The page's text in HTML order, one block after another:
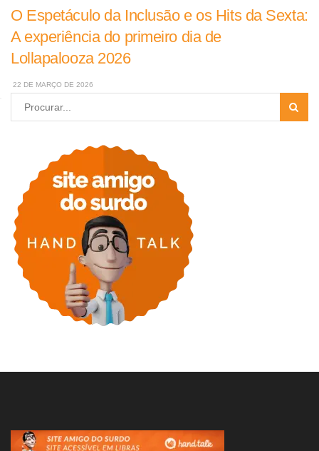
O Espetáculo da Inclusão e os Hits da Sexta:
A experiência do primeiro dia de
Lollapalooza 2026
22 DE MARÇO DE 2026